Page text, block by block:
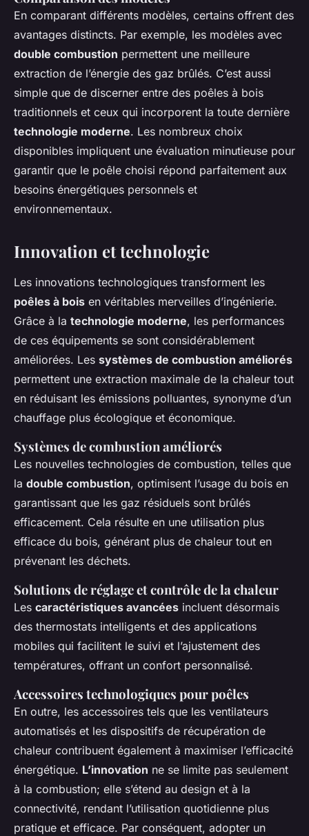
En comparant différents modèles, certains offrent des
avantages distincts. Par exemple, les modèles avec
double combustion permettent une meilleure
extraction de l’énergie des gaz brûlés. C’est aussi
simple que de discerner entre des poêles à bois
traditionnels et ceux qui incorporent la toute dernière
technologie moderne. Les nombreux choix
disponibles impliquent une évaluation minutieuse pour
garantir que le poêle choisi répond parfaitement aux
besoins énergétiques personnels et
environnementaux.
Innovation et technologie
Les innovations technologiques transforment les
poêles à bois en véritables merveilles d’ingénierie.
Grâce à la technologie moderne, les performances
de ces équipements se sont considérablement
améliorées. Les systèmes de combustion améliorés
permettent une extraction maximale de la chaleur tout
en réduisant les émissions polluantes, synonyme d’un
chauffage plus écologique et économique.
Systèmes de combustion améliorés
Les nouvelles technologies de combustion, telles que
la double combustion, optimisent l’usage du bois en
garantissant que les gaz résiduels sont brûlés
efficacement. Cela résulte en une utilisation plus
efficace du bois, générant plus de chaleur tout en
prévenant les déchets.
Solutions de réglage et contrôle de la chaleur
Les caractéristiques avancées incluent désormais
des thermostats intelligents et des applications
mobiles qui facilitent le suivi et l’ajustement des
températures, offrant un confort personnalisé.
Accessoires technologiques pour poêles
En outre, les accessoires tels que les ventilateurs
automatisés et les dispositifs de récupération de
chaleur contribuent également à maximiser l’efficacité
énergétique. L’innovation ne se limite pas seulement
à la combustion; elle s’étend au design et à la
connectivité, rendant l’utilisation quotidienne plus
pratique et efficace. Par conséquent, adopter un